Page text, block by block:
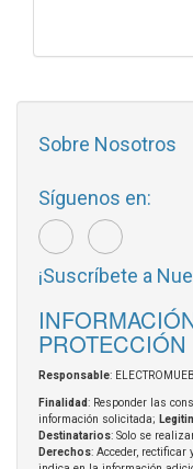
Sobre Nosotros
Síguenos en:
¡Suscríbete a
PROTECCIÓN
Responsable:
Finalidad: Responder las
información solicitada;
Destinatarios: Solo se
Derechos: Acceder, rectificar